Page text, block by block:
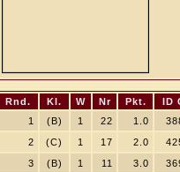
Rnd. Kl. W Nr Pkt. ID
1
(B) 1 22 1.0
2
(C) 1 17 2.0
3
(B) 1 11 3.0